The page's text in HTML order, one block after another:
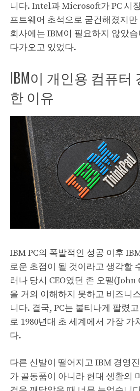
니다. Intel과 Microsoft가 PC 시
프트웨어 초석으로 굳건해졌지
회사에는 IBM이 필요하지 않았
다가오고 있었다.
IBM이 개인용 컴퓨터
한 이유
IBM PC의 폭발적인 성공 이후
로운 초점이 될 것이라고 생각할
러나 당시 CEO였던 존 오펠
을 거의 이해하지 못하고 비즈니
니다. 결국, PC는 불티나게 팔렸
로 1980년대 초 세계에서 가장 가
다.
다른 신발이 떨어지고 IBM 경영
가 골동품이 아니라 현대 생활의